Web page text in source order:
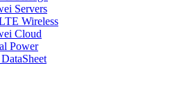
Servers
Wireless
Cloud
Power